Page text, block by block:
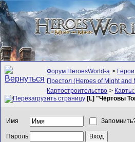
Форум HeroesWorld-а >
Престол (Heroes of Might and
Картостроительство >
[L] "Чёртовы
Имя
Пароль